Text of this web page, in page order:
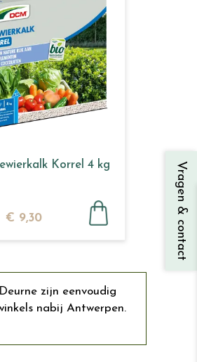
Korrel 4 kg
€ 9,30
zijn eenvoudig
nabij Antwerpen.
Vragen & contact